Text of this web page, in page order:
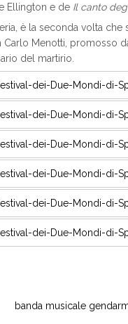
Ellington e de Il canto
è la seconda volta
Menotti, promosso
del martirio.
banda musicale